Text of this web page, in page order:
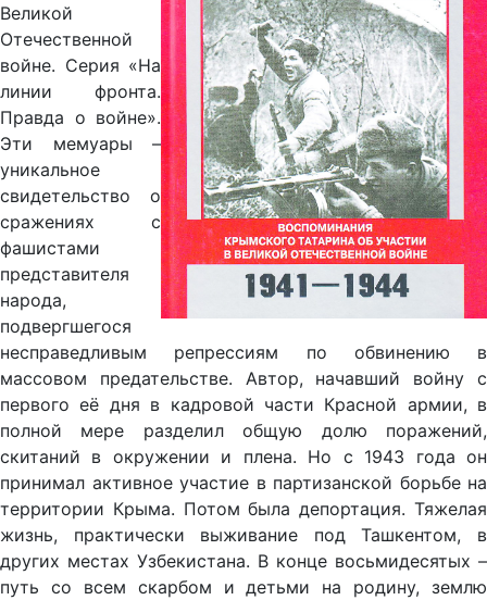
Великой
Отечественной
войне. Серия «На
линии фронта.
Правда о войне».
Эти мемуары –
уникальное
свидетельство о
сражениях с
фашистами
представителя
народа,
подвергшегося
несправедливым репрессиям по обвинению в
массовом предательстве. Автор, начавший войну с
первого её дня в кадровой части Красной армии, в
полной мере разделил общую долю поражений,
скитаний в окружении и плена. Но с 1943 года он
принимал активное участие в партизанской борьбе на
территории Крыма. Потом была депортация. Тяжелая
жизнь, практически выживание под Ташкентом, в
других местах Узбекистана. В конце восьмидесятых –
путь со всем скарбом и детьми на родину, землю